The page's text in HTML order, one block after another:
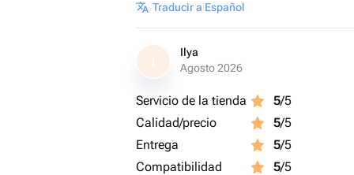
Защищайте от «вредных соседей»
— Держите подальше от
Секрет от флориста
Лучше поливать цветы утром — так
Traducir a Español
I
Ilya
Agosto 2026
Servicio de la tienda 5/5
Calidad/precio
5/5
Entrega
5/5
Compatibilidad
5/5